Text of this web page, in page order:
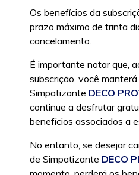
Os benefícios da
prazo máximo de trinta
cancelamento.
É importante notar que,
subscrição, você
Simpatizante DECO
continue a desfrutar
benefícios associados a
No entanto, se desejar
de Simpatizante DECO